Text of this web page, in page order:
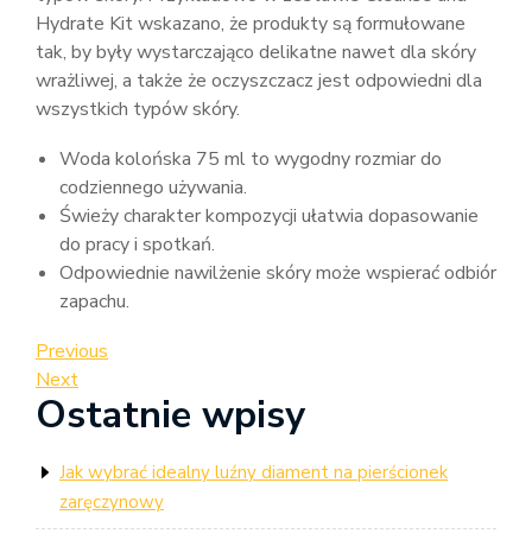
Hydrate Kit wskazano, że produkty są formułowane
tak, by były wystarczająco delikatne nawet dla skóry
wrażliwej, a także że oczyszczacz jest odpowiedni dla
wszystkich typów skóry.
Woda kolońska 75 ml to wygodny rozmiar do
codziennego używania.
Świeży charakter kompozycji ułatwia dopasowanie
do pracy i spotkań.
Odpowiednie nawilżenie skóry może wspierać odbiór
zapachu.
Nawigacja
wpisu
Previous
Post
Previous
Next
Post
Next
Ostatnie wpisy
Jak wybrać idealny luźny diament na pierścionek
zaręczynowy